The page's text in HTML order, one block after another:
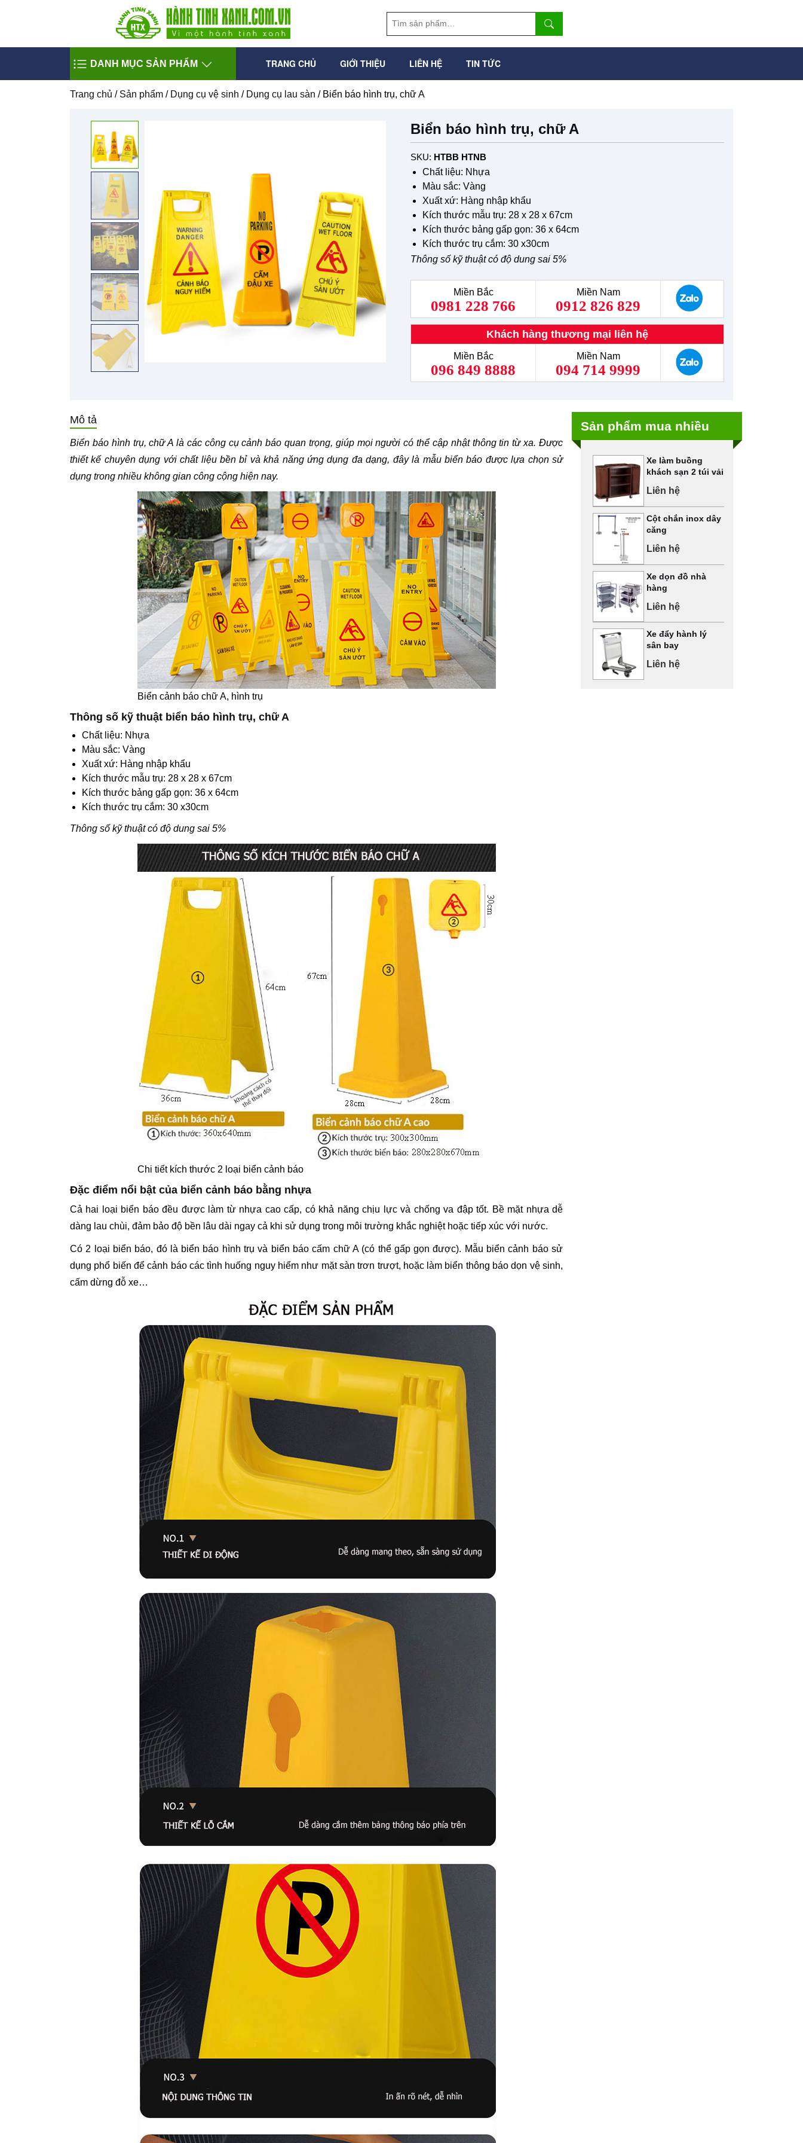
DANH MỤC SẢN PHẨM TRANG CHỦ GIỚI THIỆU LIÊN HỆ TIN TỨC
Trang chủ / Sản phẩm / Dụng cụ vệ sinh / Dụng cụ lau sàn / Biển báo hình trụ, chữ A
Biển báo hình trụ, chữ A
SKU: HTBB HTNB
Chất liệu: Nhựa
Màu sắc: Vàng
Xuất xứ: Hàng nhập khẩu
Kích thước mẫu trụ: 28 x 28 x 67cm
Kích thước bảng gấp gọn: 36 x 64cm
Kích thước trụ cắm: 30 x30cm
Thông số kỹ thuật có độ dung sai 5%
Miền Bắc
0981 228 766
Miền Nam
0912 826 829
Khách hàng thương mại liên hệ
Miền Bắc
096 849 8888
Miền Nam
094 714 9999
Mô tả
Biển báo hình trụ, chữ A là các công cụ cảnh báo quan trọng, giúp mọi người có thể cập nhật thông tin từ xa. Được
thiết kế chuyên dụng với chất liệu bền bỉ và khả năng ứng dụng đa dạng, đây là mẫu biển báo được lựa chọn sử
dụng trong nhiều không gian công cộng hiện nay.
Biển cảnh báo chữ A, hình trụ
Thông số kỹ thuật biển báo hình trụ, chữ A
Chất liệu: Nhựa
Màu sắc: Vàng
Xuất xứ: Hàng nhập khẩu
Kích thước mẫu trụ: 28 x 28 x 67cm
Kích thước bảng gấp gọn: 36 x 64cm
Kích thước trụ cắm: 30 x30cm
Thông số kỹ thuật có độ dung sai 5%
Chi tiết kích thước 2 loại biển cảnh báo
Đặc điểm nổi bật của biển cảnh báo bằng nhựa
Cả hai loại biển báo đều được làm từ nhựa cao cấp, có khả năng chịu lực và chống va đập tốt. Bề mặt nhựa dễ
dàng lau chùi, đảm bảo độ bền lâu dài ngay cả khi sử dụng trong môi trường khắc nghiệt hoặc tiếp xúc với nước.
Có 2 loại biển báo, đó là biển báo hình trụ và biển báo cấm chữ A (có thể gấp gọn được). Mẫu biển cảnh báo sử
dụng phổ biến để cảnh báo các tình huống nguy hiểm như mặt sàn trơn trượt, hoặc làm biển thông báo dọn vệ sinh,
cấm dừng đỗ xe…
Sản phẩm mua nhiều
Xe làm buồng
khách sạn 2 túi vải
Liên hệ
Cột chắn inox dây
căng
Liên hệ
Xe dọn đồ nhà
hàng
Liên hệ
Xe đẩy hành lý
sân bay
Liên hệ